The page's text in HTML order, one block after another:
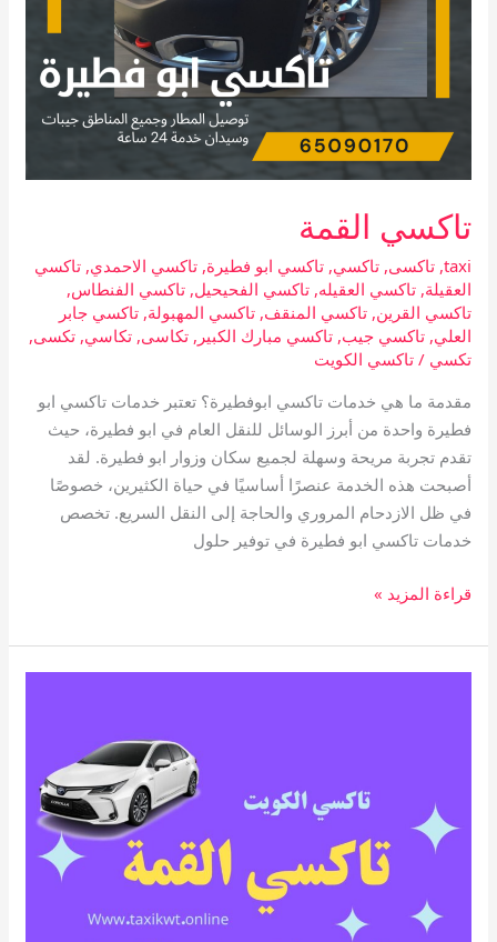
تاكسي القمة
taxi
,تاكسى,تاكسي,تاكسي ابو فطيرة,تاكسي الاحمدي,تاكسي
العقيلة,تاكسي العقيله,تاكسي الفحيحيل,تاكسي الفنطاس,
تاكسي القرين,تاكسي المنقف,تاكسي المهبولة,تاكسي جابر
العلي,تاكسي جيب,تاكسي مبارك الكبير ,تكاسى,تكاسي,تكسى,
تكسي /تاكسي الكويت
مقدمة ما هي خدمات تاكسي ابوفطيرة؟ تعتبر خدمات تاكسي ابو
فطيرة واحدة من أبرز الوسائل للنقل العام في ابو فطيرة، حيث
تقدم تجربة مريحة وسهلة لجميع سكان وزوار ابو فطيرة. لقد
أصبحت هذه الخدمة عنصرًا أساسيًا في حياة الكثيرين، خصوصًا
في ظل الازدحام المروري والحاجة إلى النقل السريع. تخصص
خدمات تاكسي ابو فطيرة في توفير حلول
قراءة المزيد »